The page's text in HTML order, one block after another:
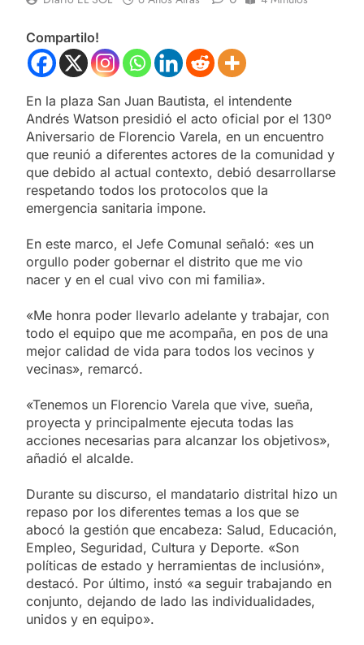
Compartilo!
En la plaza San Juan Bautista, el intendente
Andrés Watson presidió el acto oficial por el 130º
Aniversario de Florencio Varela, en un encuentro
que reunió a diferentes actores de la comunidad y
que debido al actual contexto, debió desarrollarse
respetando todos los protocolos que la
emergencia sanitaria impone.
En este marco, el Jefe Comunal señaló: «es un
orgullo poder gobernar el distrito que me vio
nacer y en el cual vivo con mi familia».
«Me honra poder llevarlo adelante y trabajar, con
todo el equipo que me acompaña, en pos de una
mejor calidad de vida para todos los vecinos y
vecinas», remarcó.
«Tenemos un Florencio Varela que vive, sueña,
proyecta y principalmente ejecuta todas las
acciones necesarias para alcanzar los objetivos»,
añadió el alcalde.
Durante su discurso, el mandatario distrital hizo un
repaso por los diferentes temas a los que se
abocó la gestión que encabeza: Salud, Educación,
Empleo, Seguridad, Cultura y Deporte. «Son
políticas de estado y herramientas de inclusión»,
destacó. Por último, instó «a seguir trabajando en
conjunto, dejando de lado las individualidades,
unidos y en equipo».